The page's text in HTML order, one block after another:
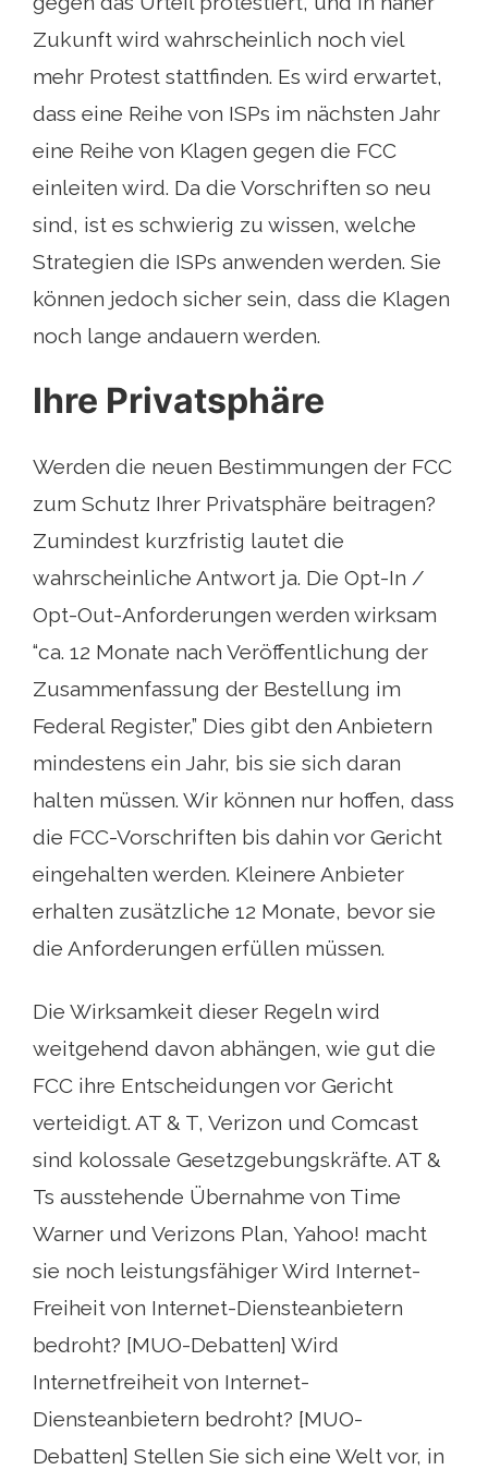
Zukunft wird wahrscheinlich noch viel
mehr Protest stattfinden. Es wird erwartet,
dass eine Reihe von ISPs im nächsten Jahr
eine Reihe von Klagen gegen die FCC
einleiten wird. Da die Vorschriften so neu
sind, ist es schwierig zu wissen, welche
Strategien die ISPs anwenden werden. Sie
können jedoch sicher sein, dass die Klagen
noch lange andauern werden.
Ihre Privatsphäre
Werden die neuen Bestimmungen der FCC
zum Schutz Ihrer Privatsphäre beitragen?
Zumindest kurzfristig lautet die
wahrscheinliche Antwort ja. Die Opt-In /
Opt-Out-Anforderungen werden wirksam
“ca. 12 Monate nach Veröffentlichung der
Zusammenfassung der Bestellung im
Federal Register,” Dies gibt den Anbietern
mindestens ein Jahr, bis sie sich daran
halten müssen. Wir können nur hoffen, dass
die FCC-Vorschriften bis dahin vor Gericht
eingehalten werden. Kleinere Anbieter
erhalten zusätzliche 12 Monate, bevor sie
die Anforderungen erfüllen müssen.
Die Wirksamkeit dieser Regeln wird
weitgehend davon abhängen, wie gut die
FCC ihre Entscheidungen vor Gericht
verteidigt. AT & T, Verizon und Comcast
sind kolossale Gesetzgebungskräfte. AT &
Ts ausstehende Übernahme von Time
Warner und Verizons Plan, Yahoo! macht
sie noch leistungsfähiger Wird Internet-
Freiheit von Internet-Diensteanbietern
bedroht? [MUO-Debatten] Wird
Internetfreiheit von Internet-
Diensteanbietern bedroht? [MUO-
Debatten] Stellen Sie sich eine Welt vor, in